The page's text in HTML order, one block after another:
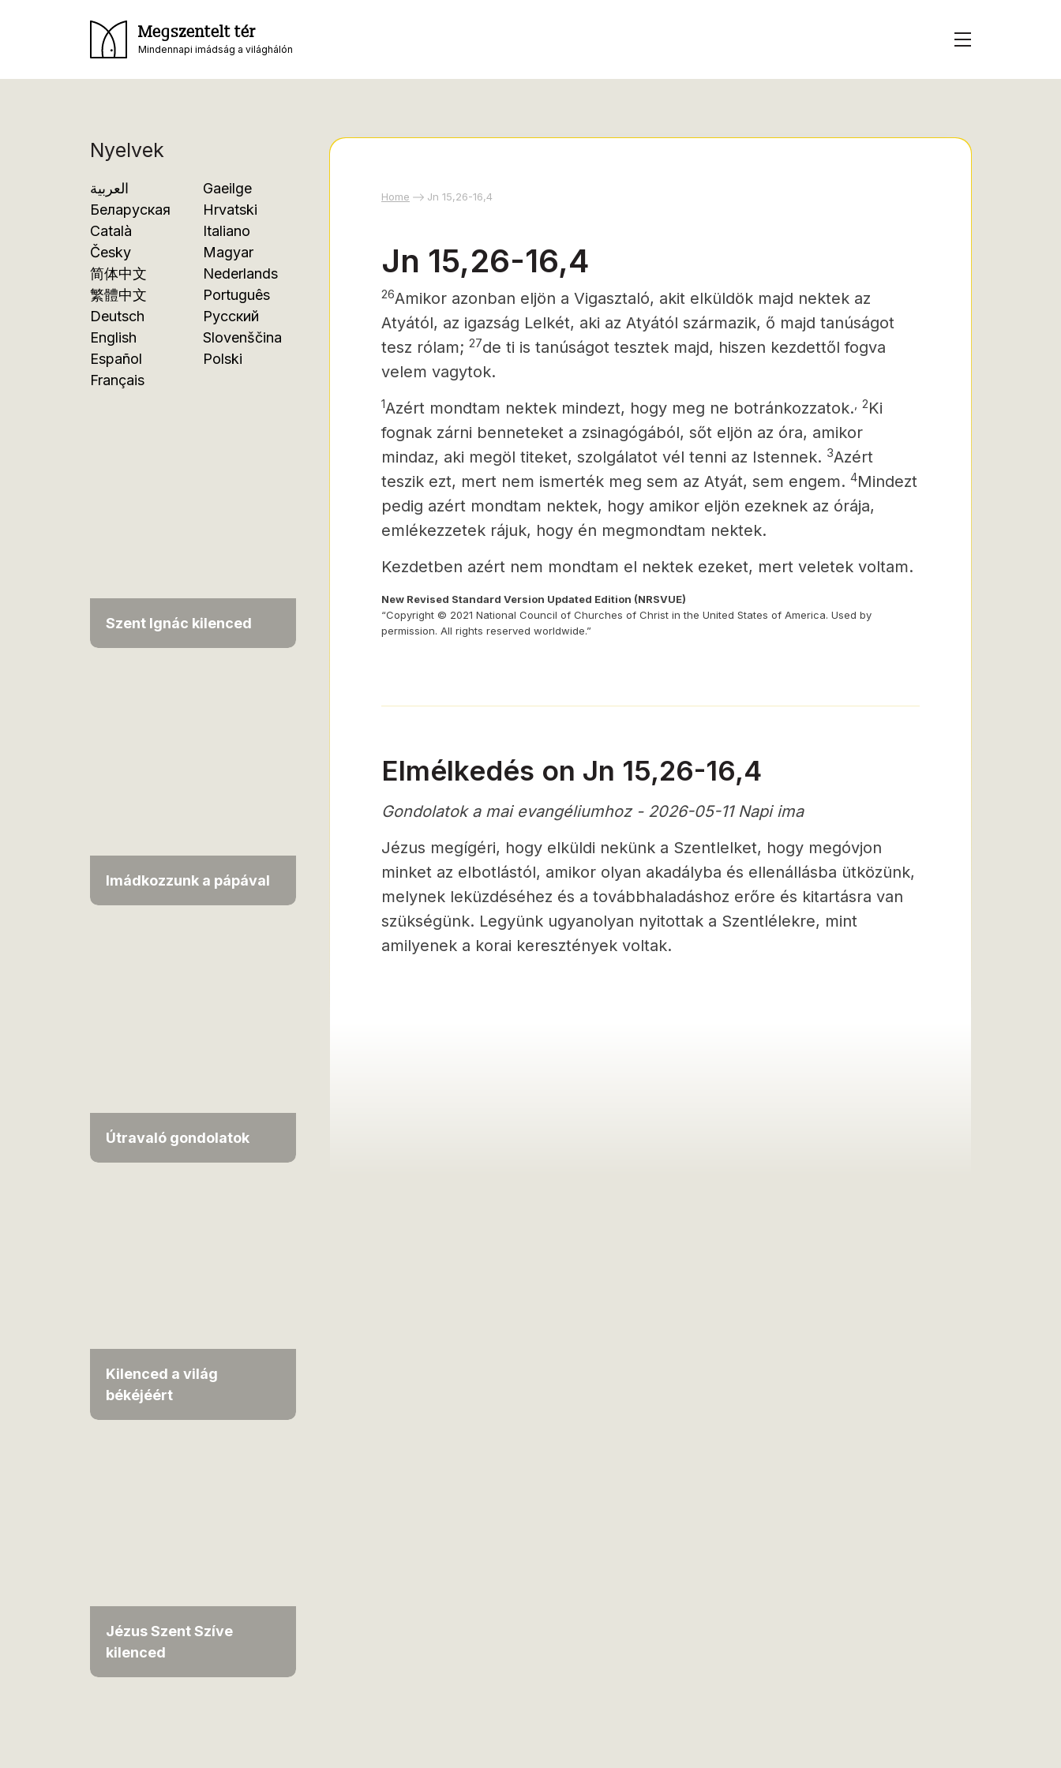
Megszentelt tér
Mindennapi imádság a világhálón
Nyelvek
العربية
Беларуская
Català
Česky
简体中文
繁體中文
Deutsch
English
Español
Français
Gaeilge
Hrvatski
Italiano
Magyar
Nederlands
Português
Русский
Slovenščina
Polski
Szent Ignác kilenced
Imádkozzunk a pápával
Útravaló gondolatok
Kilenced a világ
békéjéért
Jézus Szent Szíve
kilenced
Home Jn 15,26-16,4
Jn 15,26-16,4
26Amikor azonban eljön a Vigasztaló, akit elküldök majd nektek az
Atyától, az igazság Lelkét, aki az Atyától származik, ő majd tanúságot
tesz rólam; 27de ti is tanúságot tesztek majd, hiszen kezdettől fogva
velem vagytok.
1Azért mondtam nektek mindezt, hogy meg ne botránkozzatok. 2Ki
fognak zárni benneteket a zsinagógából, sőt eljön az óra, amikor
mindaz, aki megöl titeket, szolgálatot vél tenni az Istennek. 3Azért
teszik ezt, mert nem ismerték meg sem az Atyát, sem engem. 4Mindezt
pedig azért mondtam nektek, hogy amikor eljön ezeknek az órája,
emlékezzetek rájuk, hogy én megmondtam nektek.
Kezdetben azért nem mondtam el nektek ezeket, mert veletek voltam.
New Revised Standard Version Updated Edition (NRSVUE)
“Copyright © 2021 National Council of Churches of Christ in the United States of America. Used by
permission. All rights reserved worldwide.”
Elmélkedés on Jn 15,26-16,4
Gondolatok a mai evangéliumhoz - 2026-05-11 Napi ima
Jézus megígéri, hogy elküldi nekünk a Szentlelket, hogy megóvjon
minket az elbotlástól, amikor olyan akadályba és ellenállásba ütközünk,
melynek leküzdéséhez és a továbbhaladáshoz erőre és kitartásra van
szükségünk. Legyünk ugyanolyan nyitottak a Szentlélekre, mint
amilyenek a korai keresztények voltak.